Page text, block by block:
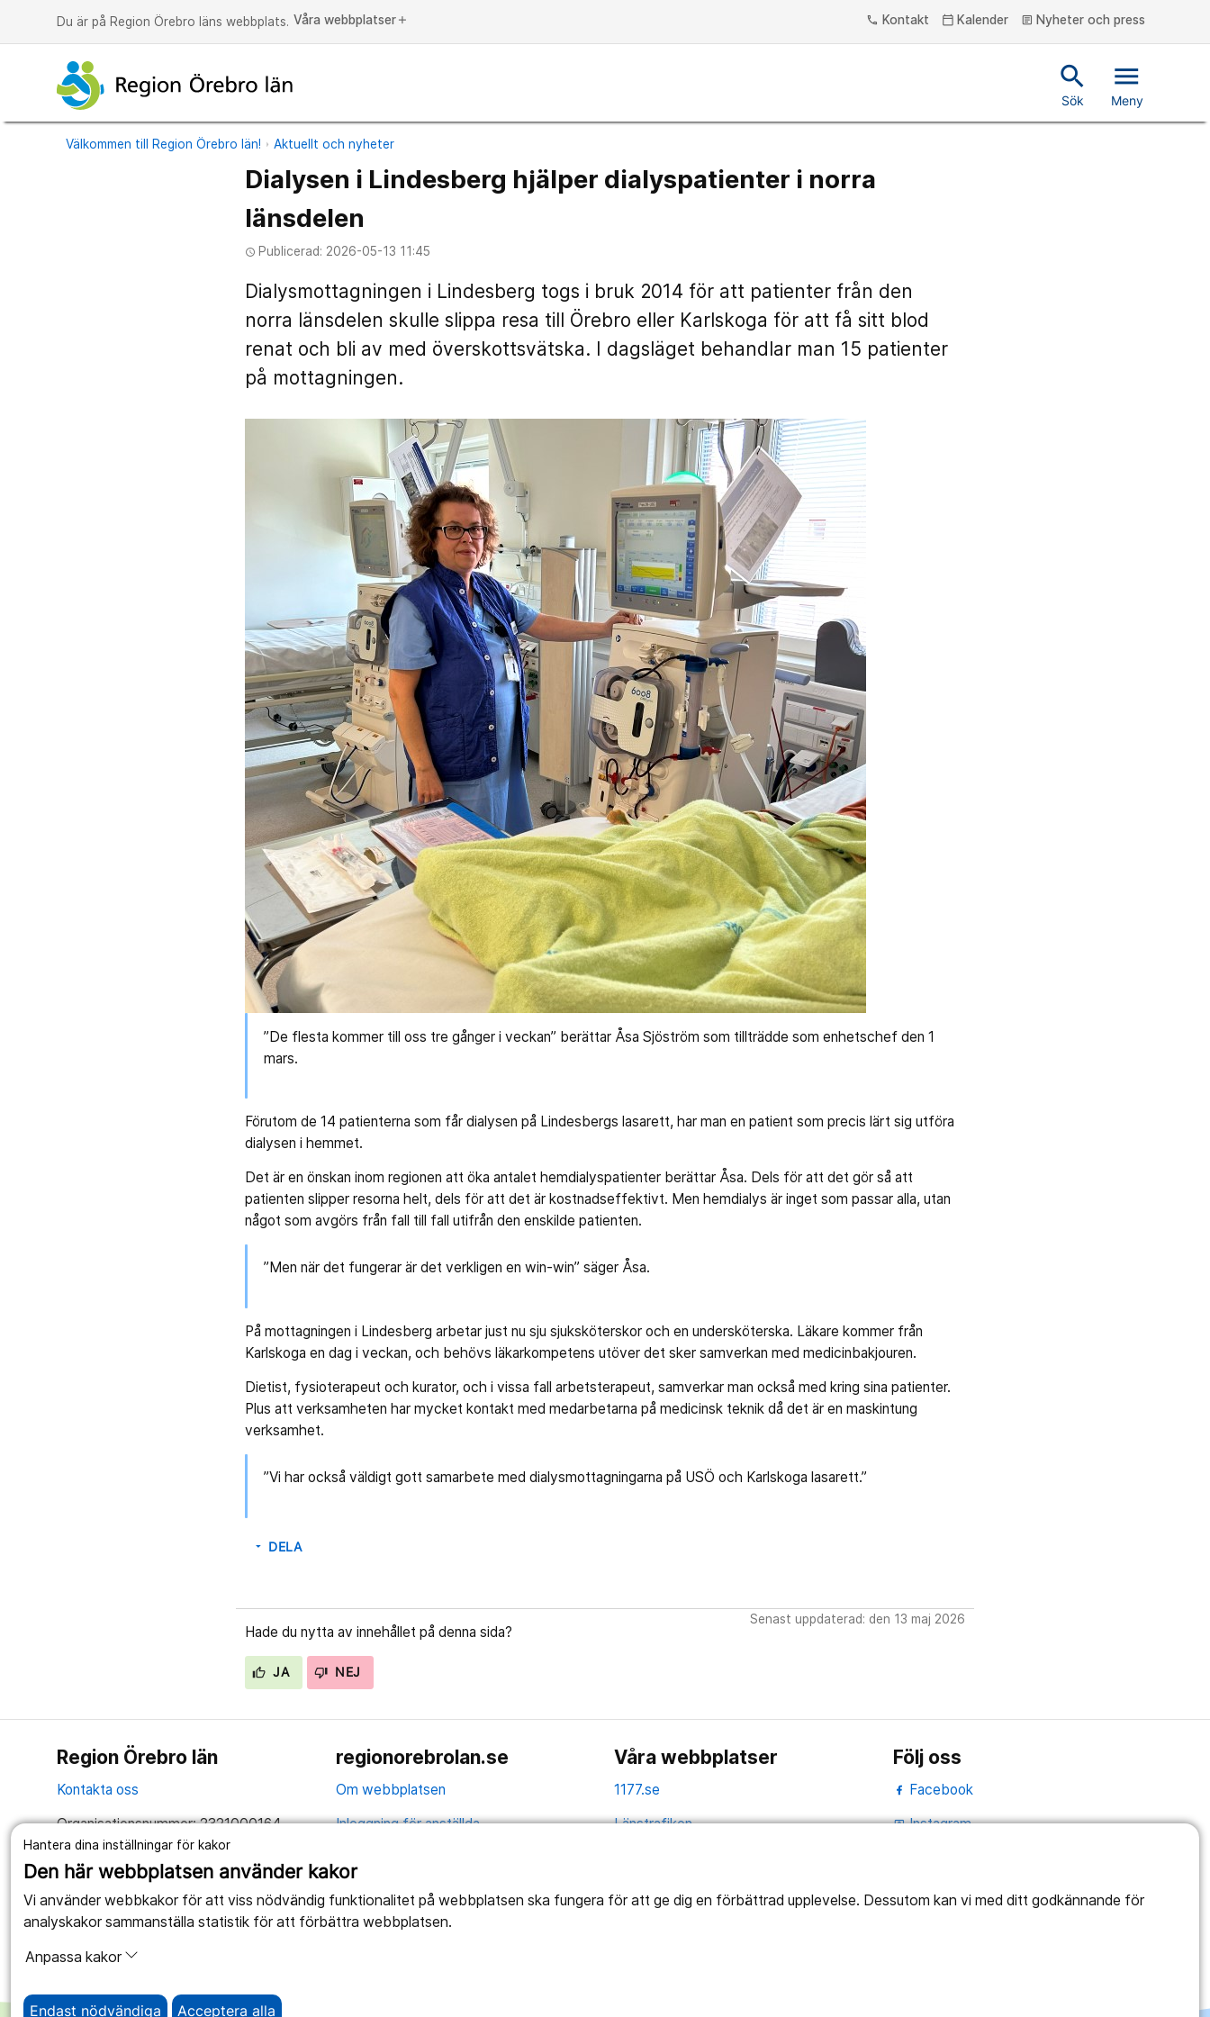
Hantera dina inställningar för kakor
Den här webbplatsen använder kakor
Vi använder webbkakor för att viss nödvändig funktionalitet på webbplatsen ska fungera för att ge dig en förbättrad upplevelse. Dessutom kan vi med ditt godkännande för
analyskakor sammanställa statistik för att förbättra webbplatsen.
Anpassa kakor
Endast nödvändiga Acceptera alla
Du är på Region Örebro läns webbplats. Våra webbplatser add phone Kontakt calendar_today Kalender article Nyheter och press
search
Sök
menu
Meny
Välkommen till Region Örebro län! Aktuellt och nyheter
Dialysen i Lindesberg hjälper dialyspatienter i norra
länsdelen
access_time Publicerad: 2026-05-13 11:45
Dialysmottagningen i Lindesberg togs i bruk 2014 för att patienter från den
norra länsdelen skulle slippa resa till Örebro eller Karlskoga för att få sitt blod
renat och bli av med överskottsvätska. I dagsläget behandlar man 15 patienter
på mottagningen.
”De flesta kommer till oss tre gånger i veckan” berättar Åsa Sjöström som tillträdde som enhetschef den 1
mars.
Förutom de 14 patienterna som får dialysen på Lindesbergs lasarett, har man en patient som precis lärt sig utföra
dialysen i hemmet.
Det är en önskan inom regionen att öka antalet hemdialyspatienter berättar Åsa. Dels för att det gör så att
patienten slipper resorna helt, dels för att det är kostnadseffektivt. Men hemdialys är inget som passar alla, utan
något som avgörs från fall till fall utifrån den enskilde patienten.
”Men när det fungerar är det verkligen en win-win” säger Åsa.
På mottagningen i Lindesberg arbetar just nu sju sjuksköterskor och en undersköterska. Läkare kommer från
Karlskoga en dag i veckan, och behövs läkarkompetens utöver det sker samverkan med medicinbakjouren.
Dietist, fysioterapeut och kurator, och i vissa fall arbetsterapeut, samverkar man också med kring sina patienter.
Plus att verksamheten har mycket kontakt med medarbetarna på medicinsk teknik då det är en maskintung
verksamhet.
”Vi har också väldigt gott samarbete med dialysmottagningarna på USÖ och Karlskoga lasarett.”
arrow_drop_down DELA
Hade du nytta av innehållet på denna sida?
JA NEJ
Senast uppdaterad: den 13 maj 2026
Region Örebro län
Kontakta oss
Organisationsnummer: 2321000164
Tillsammans skapar vi ett bättre liv
regionorebrolan.se
Om webbplatsen
Inloggning för anställda
Anslagstavla
Tillgänglighetsredogörelse
Våra webbplatser
1177.se
Länstrafiken
Utveckling
Följ oss
Facebook
portraitInstagram